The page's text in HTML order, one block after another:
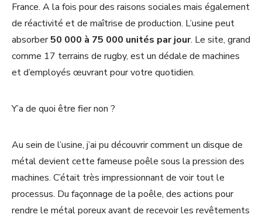
France. A la fois pour des raisons sociales mais également
de réactivité et de maîtrise de production. L’usine peut
absorber50 000 à 75 000 unités par jour. Le site, grand
comme 17 terrains de rugby, est un dédale de machines
et d’employés œuvrant pour votre quotidien.
Y’a de quoi être fier non ?
Au sein de l’usine, j’ai pu découvrir comment un disque de
métal devient cette fameuse poêle sous la pression des
machines. C’était très impressionnant de voir tout le
processus. Du façonnage de la poêle, des actions pour
rendre le métal poreux avant de recevoir les revêtements